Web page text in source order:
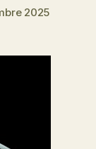
2025